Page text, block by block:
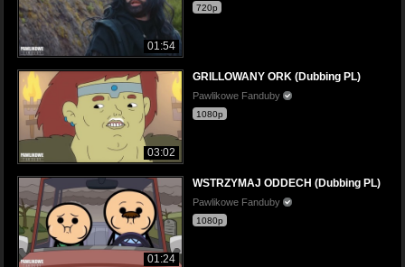
01:54
720p
03:02
GRILLOWANY ORK (Dubbing PL)
Pawlikowe Fanduby
1080p
01:24
WSTRZYMAJ ODDECH (Dubbing PL)
Pawlikowe Fanduby
1080p